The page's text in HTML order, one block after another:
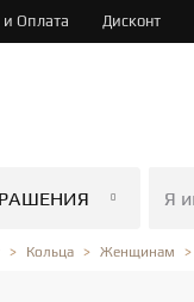
и Оплата Дисконт
Кольца Женщинам